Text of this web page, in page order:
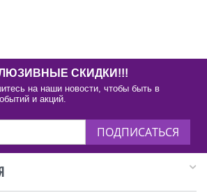
СКИДКИ!!!
на наши новости, чтобы быть в
и акций.
ПОДПИСАТЬСЯ